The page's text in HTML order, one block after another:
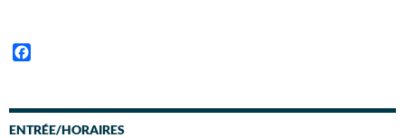
e
b
ENTRÉE/HORAIRES